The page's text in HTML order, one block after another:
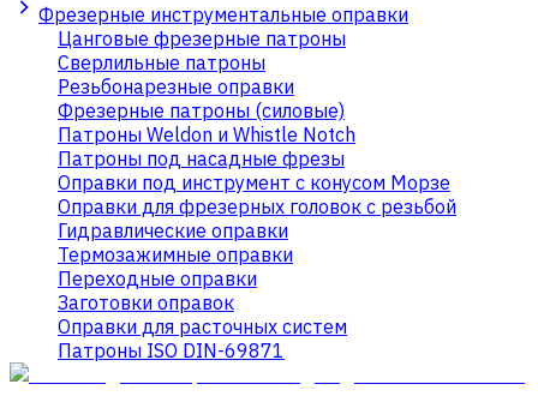
Фрезерные инструментальные оправки
Цанговые фрезерные патроны
Сверлильные патроны
Резьбонарезные оправки
Фрезерные патроны (силовые)
Патроны Weldon и Whistle Notch
Патроны под насадные фрезы
Оправки под инструмент с конусом Морзе
Оправки для фрезерных головок с резьбой
Гидравлические оправки
Термозажимные оправки
Переходные оправки
Заготовки оправок
Оправки для расточных систем
Патроны ISO DIN-69871